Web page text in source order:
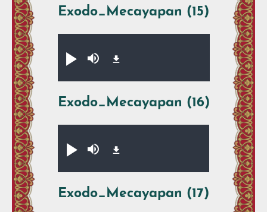
Exodo_Mecayapan (15)
Xikpe̱walti̱y
Silenciar
Exodo_Mecayapan (16)
Xikpe̱walti̱y
Silenciar
Exodo_Mecayapan (17)